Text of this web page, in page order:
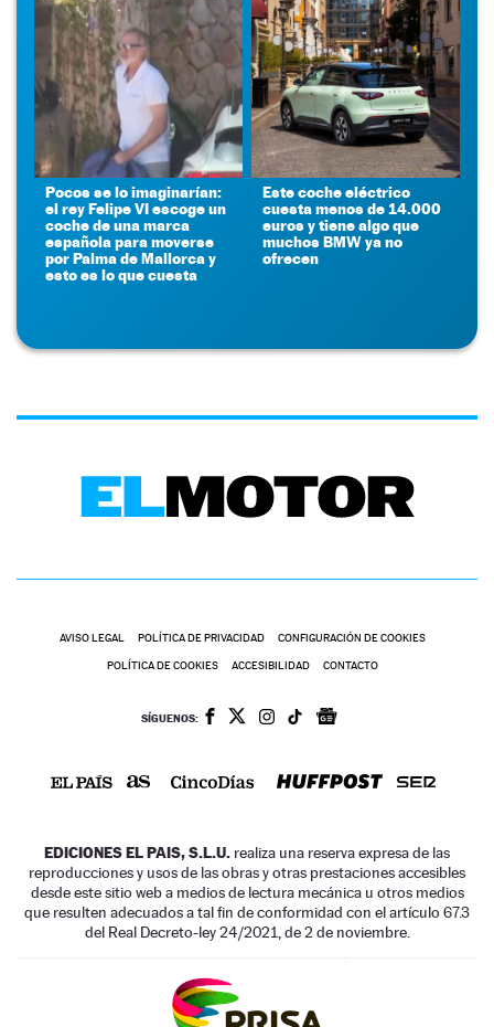
Pocos se lo imaginarían:
el rey Felipe VI escoge un
coche de una marca
española para moverse
por Palma de Mallorca y
esto es lo que cuesta
Este coche eléctrico
cuesta menos de 14.000
euros y tiene algo que
muchos BMW ya no
ofrecen
AVISO LEGAL POLÍTICA DE PRIVACIDAD CONFIGURACIÓN DE COOKIES
POLÍTICA DE COOKIES ACCESIBILIDAD CONTACTO
SÍGUENOS:
EDICIONES EL PAIS, S.L.U. realiza una reserva expresa de las
reproducciones y usos de las obras y otras prestaciones accesibles
desde este sitio web a medios de lectura mecánica u otros medios
que resulten adecuados a tal fin de conformidad con el artículo 67.3
del Real Decreto-ley 24/2021, de 2 de noviembre.